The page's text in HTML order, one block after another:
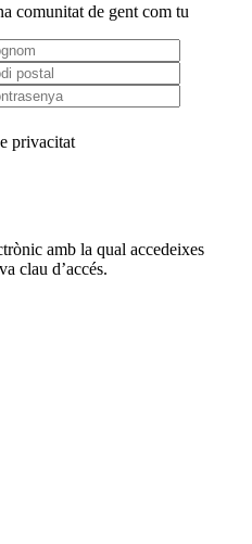
comunitat de gent com tu
privacitat
amb la qual accedeixes
clau d’accés.